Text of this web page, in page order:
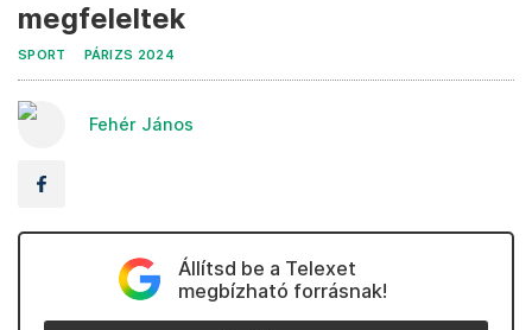
megfeleltek
SPORT PÁRIZS 2024
Fehér János
Állítsd be a Telexet
megbízható forrásnak!